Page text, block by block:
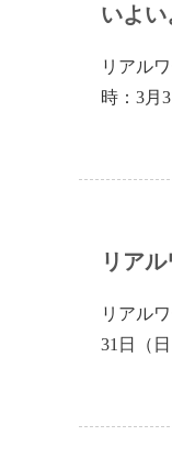
いよい
リアル
時：3月
リア
リアル
31日（